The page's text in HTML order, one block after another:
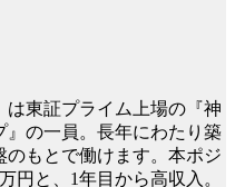
は東証プライム上場の『神
』の一員。長年にわたり築
のもとで働けます。本ポジ
円と、1年目から高収入。